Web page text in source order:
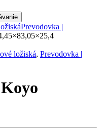
Prevodovka |
ložiská, Prevodovka |